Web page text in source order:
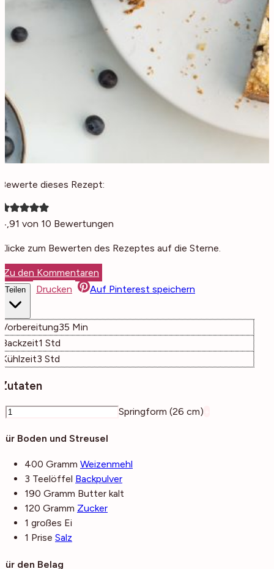
Bewerte dieses Rezept:
4,91 von 10 Bewertungen
Klicke zum Bewerten des Rezeptes auf die Sterne.
Zu den Kommentaren
Teilen Drucken Auf Pinterest speichern
Vorbereitung35 Minuten
Min
Backzeit1 Stunde
Std
Kühlzeit3 Stunden
Std
Zutaten
Springform (26 cm)
Für Boden und Streusel
400 Gramm Weizenmehl
3 Teelöffel Backpulver
190 Gramm Butter kalt
120 Gramm Zucker
1 großes Ei
1 Prise Salz
Für den Belag